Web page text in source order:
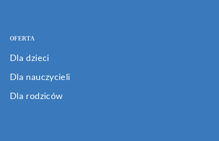
OFERTA
Dla dzieci
Dla nauczycieli
Dla rodziców